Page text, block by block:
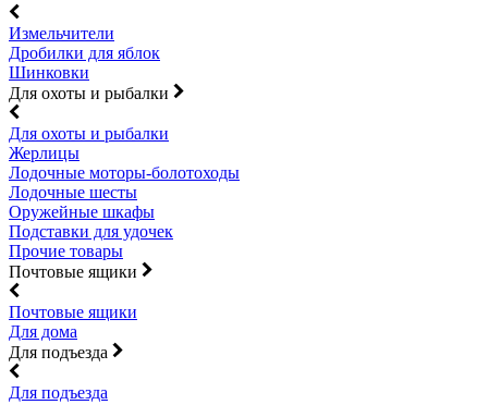
Измельчители
Дробилки для яблок
Шинковки
Для охоты и рыбалки
Для охоты и рыбалки
Жерлицы
Лодочные моторы-болотоходы
Лодочные шесты
Оружейные шкафы
Подставки для удочек
Прочие товары
Почтовые ящики
Почтовые ящики
Для дома
Для подъезда
Для подъезда